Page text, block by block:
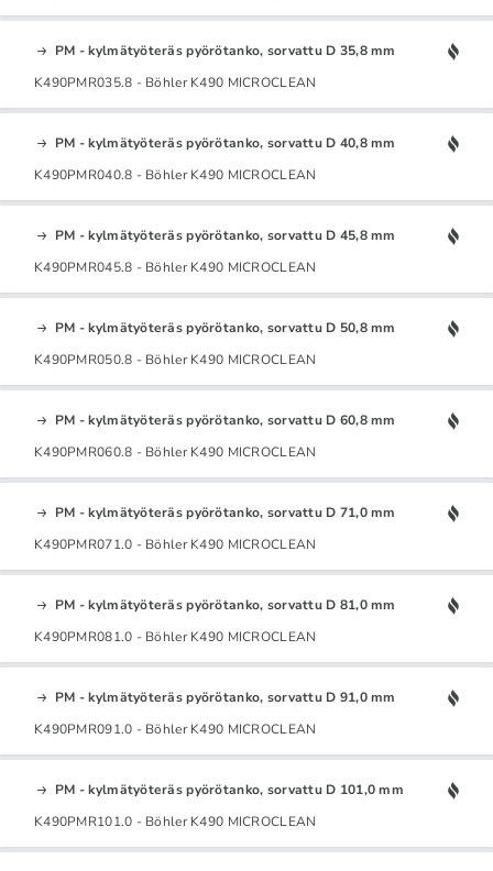
PM - kylmätyöteräs pyörötanko, sorvattu D 35,8 mm
K490PMR035.8 - Böhler K490 MICROCLEAN
PM - kylmätyöteräs pyörötanko, sorvattu D 40,8 mm
K490PMR040.8 - Böhler K490 MICROCLEAN
PM - kylmätyöteräs pyörötanko, sorvattu D 45,8 mm
K490PMR045.8 - Böhler K490 MICROCLEAN
PM - kylmätyöteräs pyörötanko, sorvattu D 50,8 mm
K490PMR050.8 - Böhler K490 MICROCLEAN
PM - kylmätyöteräs pyörötanko, sorvattu D 60,8 mm
K490PMR060.8 - Böhler K490 MICROCLEAN
PM - kylmätyöteräs pyörötanko, sorvattu D 71,0 mm
K490PMR071.0 - Böhler K490 MICROCLEAN
PM - kylmätyöteräs pyörötanko, sorvattu D 81,0 mm
K490PMR081.0 - Böhler K490 MICROCLEAN
PM - kylmätyöteräs pyörötanko, sorvattu D 91,0 mm
K490PMR091.0 - Böhler K490 MICROCLEAN
PM - kylmätyöteräs pyörötanko, sorvattu D 101,0 mm
K490PMR101.0 - Böhler K490 MICROCLEAN